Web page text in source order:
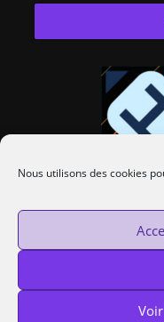
Nous utilisons des cookies